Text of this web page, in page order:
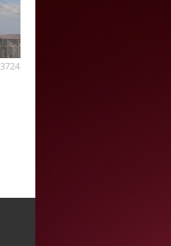
3724